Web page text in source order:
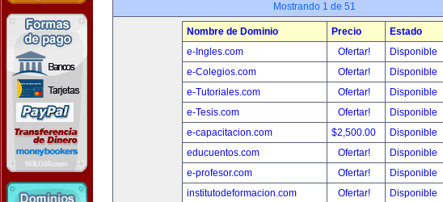
Mostrando 1 de 51
Nombre de Dominio Precio
Estado
e-Ingles.com
Ofertar!
Disponible
e-Colegios.com
Ofertar!
Disponible
e-Tutoriales.com
Ofertar!
Disponible
e-Tesis.com
Ofertar!
Disponible
e-capacitacion.com
$2,500.00
Disponible
educuentos.com
Ofertar!
Disponible
e-profesor.com
Ofertar!
Disponible
institutodeformacion.com
Ofertar!
Disponible